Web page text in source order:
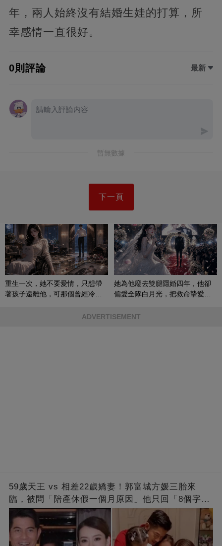
年，兩人始終沒有結婚生娃的打算，所
幸感情一直很好。
0則評論 最新
暫無數據
下一頁
重生一次，她不要愛情，只想帶
著孩子遠離他，可那個曾經冷漠
她為他廢去雙腿隱婚四年，他卻
偏愛全隊白月光，把救命摯愛當
ADVERTISEMENT
59歲天王 vs 相差22歲嬌妻！郭富城方媛三胎來
臨，被問「陪產休假一個月原因」他只回「8個字」
被贊爆